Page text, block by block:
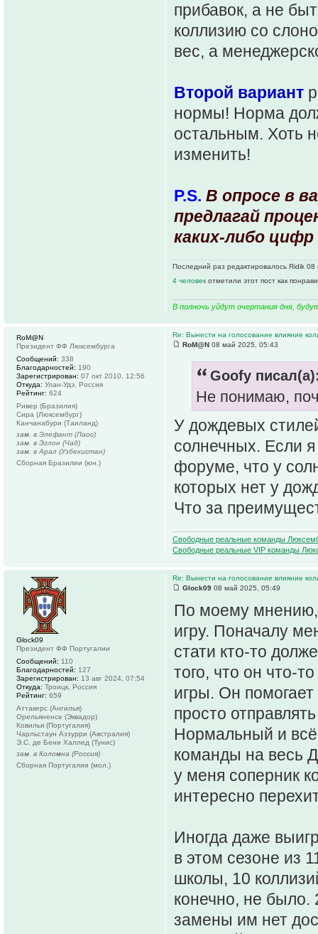
прибавок, а не
коллизию со
вес, а
Второй вариант
нормы! Норма
остальным. Хоть
изменить!
P.S. В опросе в
предлагай
каких-либо цифр
Последний раз редактировалось Ridik
4 человек отметили этот пост как
В полночь уйдут очертания дня,
Re: Вынести на голосование влияние
RoM@N 08 май 2025, 05:43
Goofy
Не понимаю,
У дождевых
солнечных. Если
форуме, что у
которых нет у
Что за
Свободные реальные команды
Свободные реальные VIP команды
RoM@N
Президент ФФ Люксембурга
Сообщений: 338
Благодарностей: 190
Зарегистрирован: 07 окт 2010, 12:56
Откуда: Улан-Удэ, Россия
Рейтинг: 624
Ривер (Бразилия)
Сира (Люксембург)
Канчанабури (Таиланд)
зам. в Элефант (Лаос)
зам. в Эглон (Чад)
зам. в Арал (Узбекистан)
Сборная Бразилии (юн.)
Re: Вынести на голосование влияние
Glock09 08 май 2025, 05:49
По моему мнению,
игру. Поначалу
стати кто-то
того, что он что-
игры. Он
просто
Нормальный и
команды на весь
у меня соперник
интересно
Иногда даже
в этом сезоне из
школы, 10
конечно, не было.
замены им нет
Glock09
Президент ФФ Португалии
Сообщений: 110
Благодарностей: 127
Зарегистрирован: 13 авг 2024, 07:54
Откуда: Троицк, Россия
Рейтинг: 659
Аттакерс (Ангилья)
Орельяненсе (Эквадор)
Ковилья (Португалия)
Чарльстаун Аззурри (Австралия)
Э.С. де Бени Халлед (Тунис)
зам. в Коломна (Россия)
Сборная Португалии (мол.)